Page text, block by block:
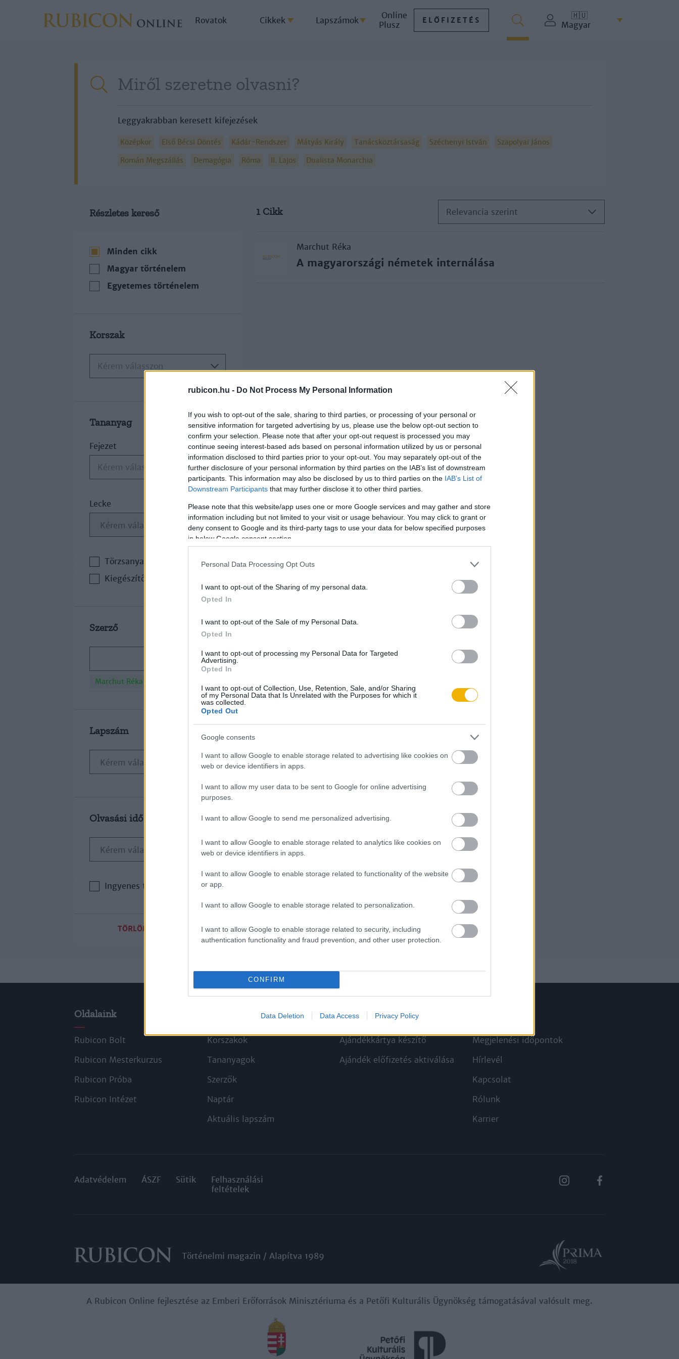
rubicon.hu - Do Not Process My Personal Information
If you wish to opt-out of the sale, sharing to third parties, or processing of your personal or
sensitive information for targeted advertising by us, please use the below opt-out section to
confirm your selection. Please note that after your opt-out request is processed you may
continue seeing interest-based ads based on personal information utilized by us or personal
information disclosed to third parties prior to your opt-out. You may separately opt-out of the
further disclosure of your personal information by third parties on the IAB’s list of downstream
participants. This information may also be disclosed by us to third parties on the IAB’s List of
Downstream Participants that may further disclose it to other third parties.
Please note that this website/app uses one or more Google services and may gather and store
information including but not limited to your visit or usage behaviour. You may click to grant or
deny consent to Google and its third-party tags to use your data for below specified purposes
in below Google consent section.
Personal Data Processing Opt Outs
I want to opt-out of the Sharing of my personal data.
Opted In
I want to opt-out of the Sale of my Personal Data.
Opted In
I want to opt-out of processing my Personal Data for Targeted
Advertising.
Opted In
I want to opt-out of Collection, Use, Retention, Sale, and/or Sharing
of my Personal Data that Is Unrelated with the Purposes for which it
was collected.
Opted Out
Google consents
I want to allow Google to enable storage related to advertising like cookies on
web or device identifiers in apps.
I want to allow my user data to be sent to Google for online advertising
purposes.
I want to allow Google to send me personalized advertising.
I want to allow Google to enable storage related to analytics like cookies on
web or device identifiers in apps.
I want to allow Google to enable storage related to functionality of the website
or app.
I want to allow Google to enable storage related to personalization.
I want to allow Google to enable storage related to security, including
authentication functionality and fraud prevention, and other user protection.
CONFIRM
Data Deletion Data Access Privacy Policy
Rovatok Cikkek Lapszámok
Online
Plusz
ELŐFIZETÉS
🇭🇺
Magyar
Leggyakrabban keresett kifejezések
Középkor Első Bécsi Döntés Kádár-Rendszer Mátyás Király Tanácsköztársaság Széchenyi István
Szapolyai János
Román Megszállás
Demagógia Róma II. Lajos Dualista Monarchia
Részletes kereső
Minden cikk
Magyar történelem
Egyetemes történelem
Korszak
Kérem válasszon
Tananyag
Fejezet
Kérem válasszon
Lecke
Törzsanyag
Kiegészítő irodalom
Szerző
Marchut Réka
Lapszám
Olvasási idő
Ingyenes tartalom
TÖRLÖM A SZŰRŐKET
1 Cikk Relevancia szerint
Marchut Réka
A magyarországi németek internálása
Oldalaink
Rubicon Bolt
Rubicon Mesterkurzus
Rubicon Próba
Rubicon Intézet
Korszakok
Tananyagok
Szerzők
Naptár
Aktuális lapszám
Aktuális promóciók
Ajándékkártya készítő
Ajándék előfizetés aktiválása
Megjelenési időpontok
Hírlevél
Kapcsolat
Rólunk
Karrier
Adatvédelem ÁSZF Sütik
Felhasználási
feltételek
Történelmi magazin / Alapítva 1989
A Rubicon Online fejlesztése az Emberi Erőforrások Minisztériuma és a Petőfi Kulturális Ügynökség támogatásával valósult meg.